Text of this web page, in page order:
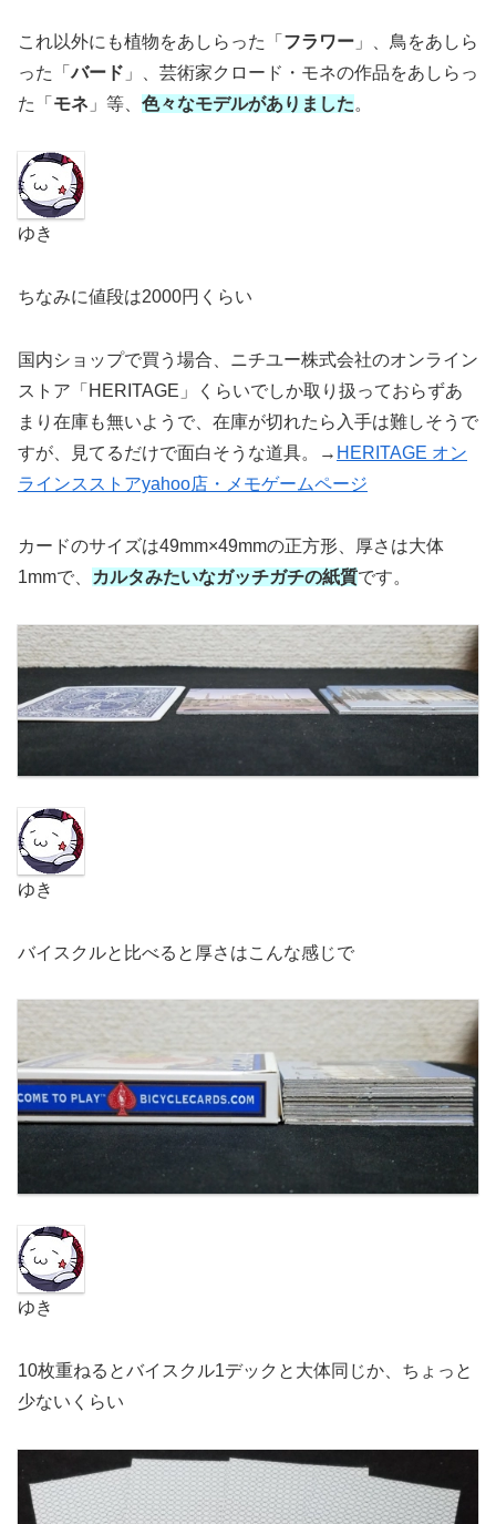
これ以外にも植物をあしらった「 フラワー 」、鳥をあしら
った「バード 」、芸術家クロード・モネの作品をあしらっ
た「 モネ 」等、 色々なモデルがありました。
ゆき
ちなみに値段は2000円くらい
国内ショップで買う場合、ニチユー株式会社のオンライン
ストア「HERITAGE」くらいでしか取り扱っておらずあ
まり在庫も無いようで、在庫が切れたら入手は難しそうで
すが、見てるだけで面白そうな道具。→ HERITAGE オン
ラインスストアyahoo店・メモゲームページ
カードのサイズは49mm×49mmの正方形、厚さは大体
1mmで、 カルタみたいなガッチガチの紙質です。
ゆき
バイスクルと比べると厚さはこんな感じで
ゆき
10枚重ねるとバイスクル1デックと大体同じか、ちょっと
少ないくらい